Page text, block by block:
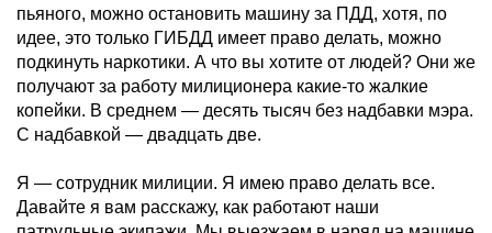
пьяного, можно остановить машину за ПДД, хотя, по
идее, это только ГИБДД имеет право делать, можно
подкинуть наркотики. А что вы хотите от людей? Они же
получают за работу милиционера какие-то жалкие
копейки. В среднем — десять тысяч без надбавки мэра.
С надбавкой — двадцать две.
Я — сотрудник милиции. Я имею право делать все.
Давайте я вам расскажу, как работают наши